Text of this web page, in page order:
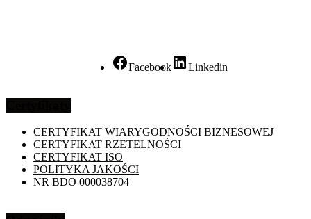
Facebook Linkedin
CERTYFIKAT WIARYGODNOŚCI BIZNESOWEJ
CERTYFIKAT RZETELNOŚCI
CERTYFIKAT ISO
POLITYKA JAKOŚCI
NR BDO 000038704